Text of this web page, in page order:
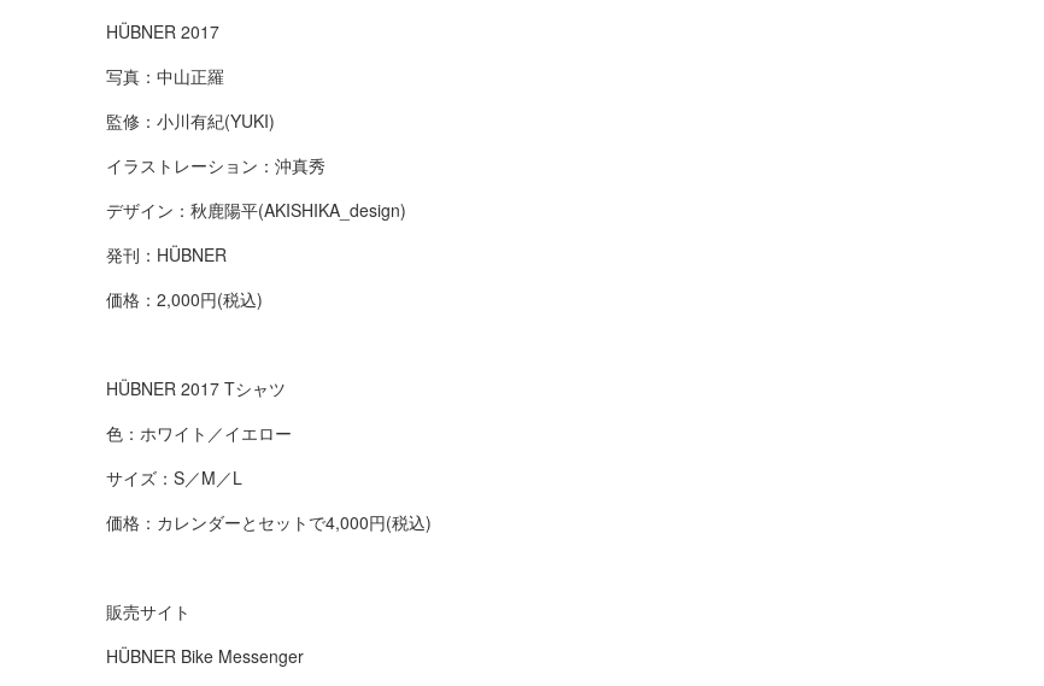
HÜBNER 2017
写真：中山正羅
監修：小川有紀(YUKI)
イラストレーション：沖真秀
デザイン：秋鹿陽平(AKISHIKA_design)
発刊：HÜBNER
価格：2,000円(税込)
HÜBNER 2017 Tシャツ
色：ホワイト／イエロー
サイズ：S／M／L
価格：カレンダーとセットで4,000円(税込)
販売サイト
HÜBNER Bike Messenger